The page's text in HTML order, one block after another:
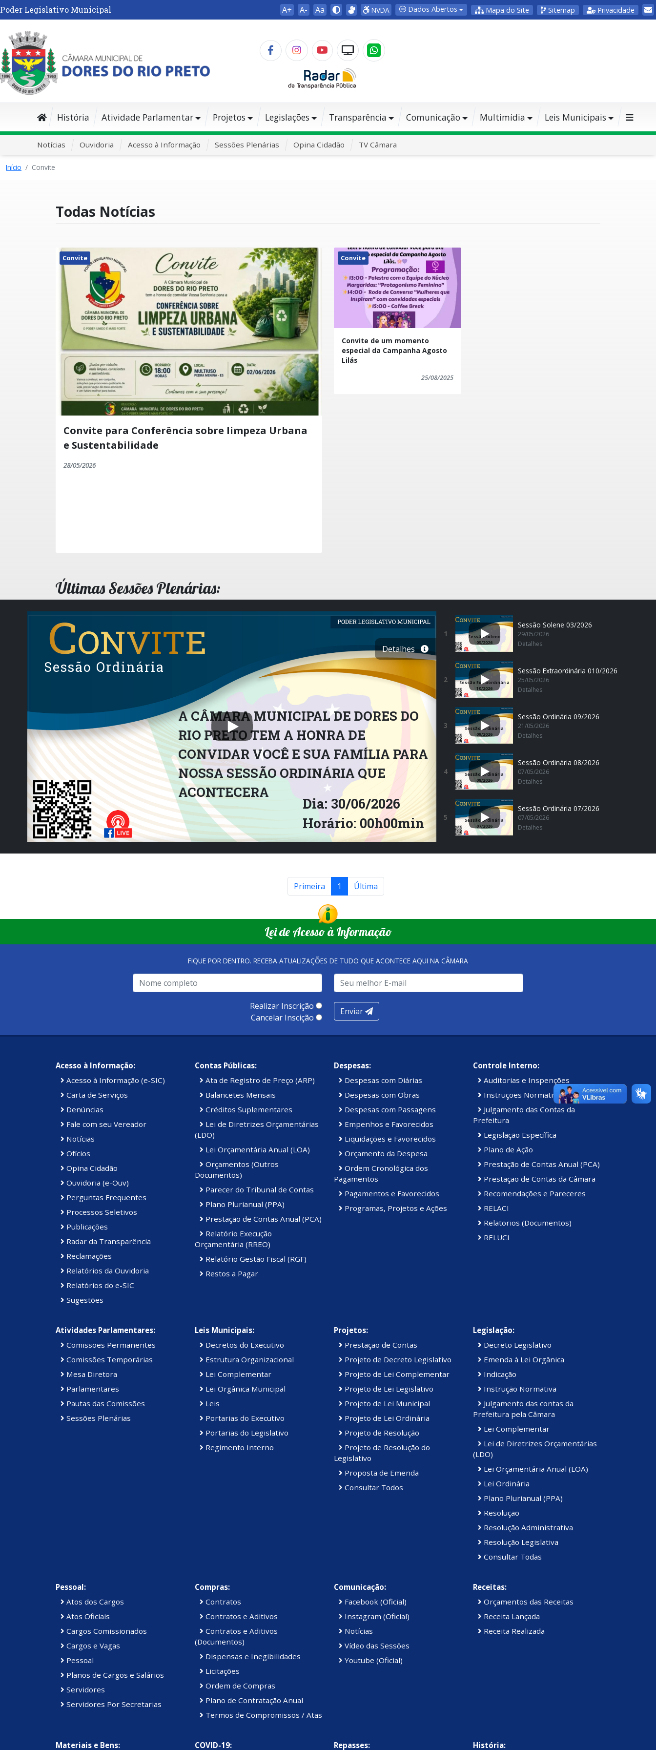
Poder Legislativo Municipal A+ A- Aa NVDA Dados Abertos Mapa do Site Sitemap Privacidade
História Atividade Parlamentar Projetos Legislações Transparência Comunicação Multimídia Leis Municipais
Notícias Ouvidoria Acesso à Informação Sessões Plenárias Opina Cidadão TV Câmara
Início Convite
Todas Notícias
Convite
Convite para Conferência sobre limpeza Urbana
e Sustentabilidade
28/05/2026
Convite
Convite de um momento
especial da Campanha Agosto
Lilás
25/08/2025
Últimas Sessões Plenárias:
Detalhes
Sessão Ordinária
A CÂMARA MUNICIPAL DE DORES DO
RIO PRETO TEM A HONRA DE
CONVIDAR VOCÊ E SUA FAMÍLIA PARA
NOSSA SESSÃO ORDINÁRIA QUE
ACONTECERA
Dia: 30/06/2026
Horário: 00h00min
1
Sessão Solene
03/2026
Sessão Solene 03/2026
29/05/2026
Detalhes
2
Sessão Extraordinária
10/2026
Sessão Extraordinária 010/2026
25/05/2026
Detalhes
3
Sessão Ordinária
09/2026
Sessão Ordinária 09/2026
21/05/2026
Detalhes
4
Sessão Ordinária
08/2026
Sessão Ordinária 08/2026
07/05/2026
Detalhes
5
Sessão Ordinária
07/2026
Sessão Ordinária 07/2026
07/05/2026
Detalhes
Primeira 1 Última
Lei de Acesso à Informação
FIQUE POR DENTRO. RECEBA ATUALIZAÇÕES DE TUDO QUE ACONTECE AQUI NA CÂMARA
Realizar Inscrição
Cancelar Inscição
Enviar
Acesso à Informação:
Acesso à Informação (e-SIC)
Carta de Serviços
Denúncias
Fale com seu Vereador
Notícias
Ofícios
Opina Cidadão
Ouvidoria (e-Ouv)
Perguntas Frequentes
Processos Seletivos
Publicações
Radar da Transparência
Reclamações
Relatórios da Ouvidoria
Relatórios do e-SIC
Sugestões
Contas Públicas:
Ata de Registro de Preço (ARP)
Balancetes Mensais
Créditos Suplementares
Lei de Diretrizes Orçamentárias
(LDO)
Lei Orçamentária Anual (LOA)
Orçamentos (Outros
Documentos)
Parecer do Tribunal de Contas
Plano Plurianual (PPA)
Prestação de Contas Anual (PCA)
Relatório Execução
Orçamentária (RREO)
Relatório Gestão Fiscal (RGF)
Restos a Pagar
Despesas:
Despesas com Diárias
Despesas com Obras
Despesas com Passagens
Empenhos e Favorecidos
Liquidações e Favorecidos
Orçamento da Despesa
Ordem Cronológica dos
Pagamentos
Pagamentos e Favorecidos
Programas, Projetos e Ações
Controle Interno:
Auditorias e Inspenções
Instruções Normativas
Julgamento das Contas da
Prefeitura
Legislação Específica
Plano de Ação
Prestação de Contas Anual (PCA)
Prestação de Contas da Câmara
Recomendações e Pareceres
RELACI
Relatorios (Documentos)
RELUCI
Atividades Parlamentares:
Comissões Permanentes
Comissões Temporárias
Mesa Diretora
Parlamentares
Pautas das Comissões
Sessões Plenárias
Leis Municipais:
Decretos do Executivo
Estrutura Organizacional
Lei Complementar
Lei Orgânica Municipal
Leis
Portarias do Executivo
Portarias do Legislativo
Regimento Interno
Projetos:
Prestação de Contas
Projeto de Decreto Legislativo
Projeto de Lei Complementar
Projeto de Lei Legislativo
Projeto de Lei Municipal
Projeto de Lei Ordinária
Projeto de Resolução
Projeto de Resolução do
Legislativo
Proposta de Emenda
Consultar Todos
Legislação:
Decreto Legislativo
Emenda à Lei Orgânica
Indicação
Instrução Normativa
Julgamento das contas da
Prefeitura pela Câmara
Lei Complementar
Lei de Diretrizes Orçamentárias
(LDO)
Lei Orçamentária Anual (LOA)
Lei Ordinária
Plano Plurianual (PPA)
Resolução
Resolução Administrativa
Resolução Legislativa
Consultar Todas
Pessoal:
Atos dos Cargos
Atos Oficiais
Cargos Comissionados
Cargos e Vagas
Pessoal
Planos de Cargos e Salários
Servidores
Servidores Por Secretarias
Compras:
Contratos
Contratos e Aditivos
Contratos e Aditivos
(Documentos)
Dispensas e Inegibilidades
Licitações
Ordem de Compras
Plano de Contratação Anual
Termos de Compromissos / Atas
Comunicação:
Facebook (Oficial)
Instagram (Oficial)
Notícias
Vídeo das Sessões
Youtube (Oficial)
Receitas:
Orçamentos das Receitas
Receita Lançada
Receita Realizada
Materiais e Bens: COVID-19: Repasses: História: